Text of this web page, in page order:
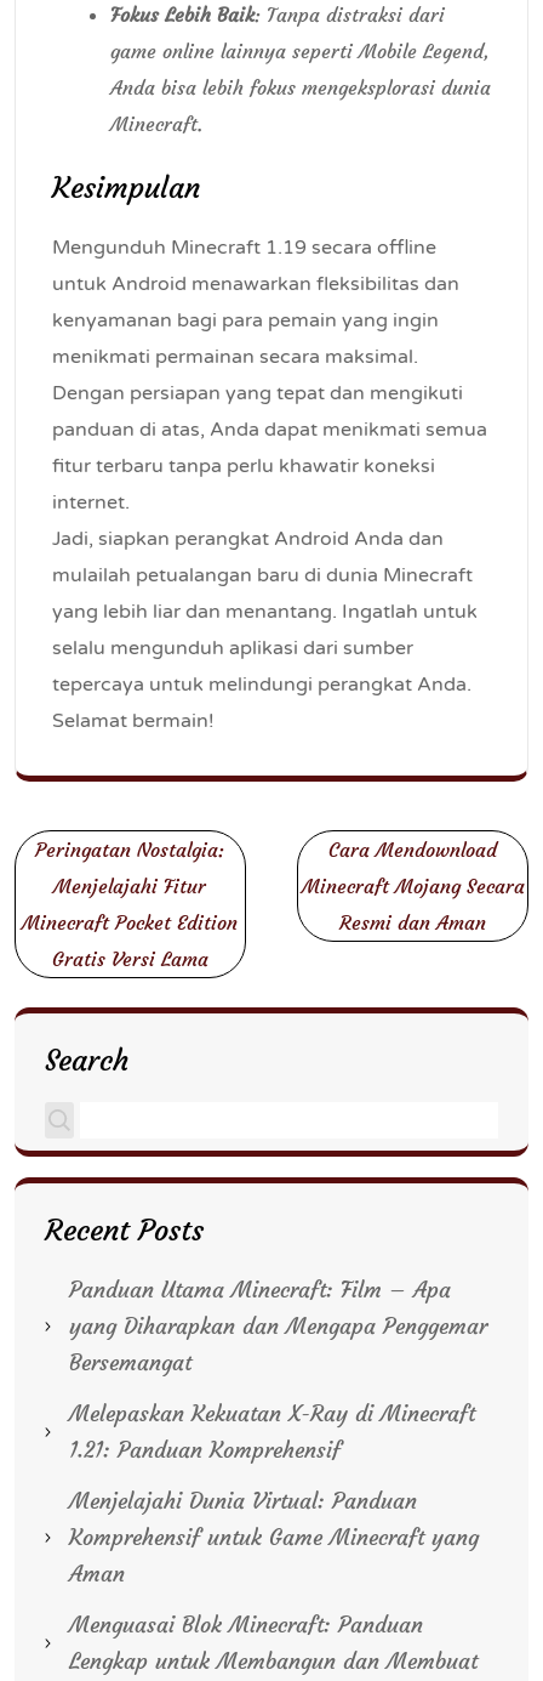
Fokus Lebih Baik: Tanpa distraksi dari
game online lainnya seperti Mobile Legend,
Anda bisa lebih fokus mengeksplorasi dunia
Minecraft.
Kesimpulan
Mengunduh Minecraft 1.19 secara offline
untuk Android menawarkan fleksibilitas dan
kenyamanan bagi para pemain yang ingin
menikmati permainan secara maksimal.
Dengan persiapan yang tepat dan mengikuti
panduan di atas, Anda dapat menikmati semua
fitur terbaru tanpa perlu khawatir koneksi
internet.
Jadi, siapkan perangkat Android Anda dan
mulailah petualangan baru di dunia Minecraft
yang lebih liar dan menantang. Ingatlah untuk
selalu mengunduh aplikasi dari sumber
tepercaya untuk melindungi perangkat Anda.
Selamat bermain!
Post
navigation
Peringatan Nostalgia:
Menjelajahi Fitur
Minecraft Pocket Edition
Gratis Versi Lama
Cara Mendownload
Minecraft Mojang Secara
Resmi dan Aman
Search
Recent Posts
Panduan Utama Minecraft: Film – Apa
yang Diharapkan dan Mengapa Penggemar
Bersemangat
Melepaskan Kekuatan X-Ray di Minecraft
1.21: Panduan Komprehensif
Menjelajahi Dunia Virtual: Panduan
Komprehensif untuk Game Minecraft yang
Aman
Menguasai Blok Minecraft: Panduan
Lengkap untuk Membangun dan Membuat